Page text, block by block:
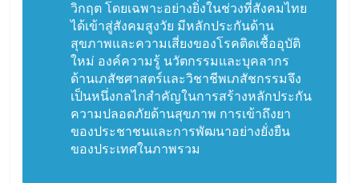
วิกฤต โดยเฉพาะอย่างยิ่งในช่วงที่สังคมไทย
ได้เข้าสู่สังคมสูงวัย มีหลักประกันด้าน
สุขภาพและความเสี่ยงของโรคติดเชื้ออุบัติ
ใหม่ องค์ความรู้ นวัตกรรมและบุคลากร
ด้านเภสัชศาสตร์และวิชาชีพเภสัชกรรมจึง
เป็นหนึ่งกลไกสำคัญในการสร้างหลักประกัน
ความปลอดภัยด้านสุขภาพ การเข้าถึงยา
ของประชาชนและการพัฒนาอย่างยั่งยืน
ของประเทศในภาพรวม